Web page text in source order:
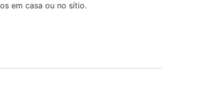
em casa ou no sítio.